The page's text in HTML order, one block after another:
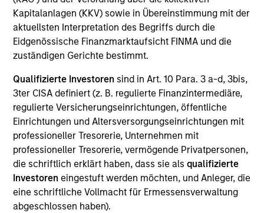
Kapitalanlagen (KKV) sowie in Übereinstimmung mit der
aktuellsten Interpretation des Begriffs durch die
Eidgenössische Finanzmarktaufsicht FINMA und die
zuständigen Gerichte bestimmt.
Qualifizierte Investoren sind in Art. 10 Para. 3 a-d, 3bis,
3ter CISA definiert (z. B. regulierte Finanzintermediäre,
regulierte Versicherungseinrichtungen, öffentliche
Einrichtungen und Altersversorgungseinrichtungen mit
professioneller Tresorerie, Unternehmen mit
professioneller Tresorerie, vermögende Privatpersonen,
die schriftlich erklärt haben, dass sie alsqualifizierte
Investoren eingestuft werden möchten, und Anleger, die
eine schriftliche Vollmacht für Ermessensverwaltung
abgeschlossen haben).
YEARS OF INDUSTRY EXPERIENCE
TEAM
North America Private Credit
Mr. Norris is a Managing Director and is the Chief
Operating Officer and Head of Risk Management for
Private Investing. He joined Morgan Stanley in 2011